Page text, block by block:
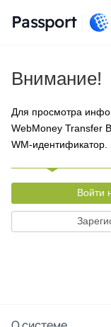
Passport
Внимание!
Для просмотра
WebMoney Transfer
WM-идентификатор.
Войти